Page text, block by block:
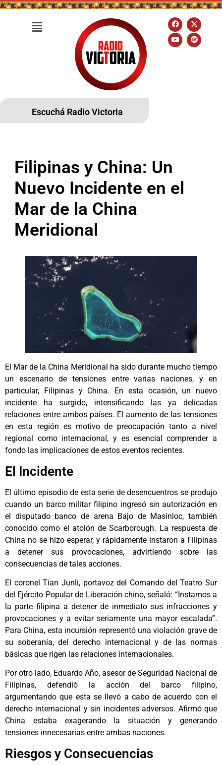
Escuchá Radio Victoria
Filipinas y China: Un
Nuevo Incidente en el
Mar de la China
Meridional
El Mar de la China Meridional ha sido durante mucho tiempo
un escenario de tensiones entre varias naciones, y en
particular, Filipinas y China. En esta ocasión, un nuevo
incidente ha surgido, intensificando las ya delicadas
relaciones entre ambos países. El aumento de las tensiones
en esta región es motivo de preocupación tanto a nivel
regional como internacional, y es esencial comprender a
fondo las implicaciones de estos eventos recientes.
El Incidente
El último episodio de esta serie de desencuentros se produjo
cuando un barco militar filipino ingresó sin autorización en
el disputado banco de arena Bajo de Masinloc, también
conocido como el atolón de Scarborough. La respuesta de
China no se hizo esperar, y rápidamente instaron a Filipinas
a detener sus provocaciones, advirtiendo sobre las
consecuencias de tales acciones.
El coronel Tian Junli, portavoz del Comando del Teatro Sur
del Ejército Popular de Liberación chino, señaló: “Instamos a
la parte filipina a detener de inmediato sus infracciones y
provocaciones y a evitar seriamente una mayor escalada”.
Para China, esta incursión representó una violación grave de
su soberanía, del derecho internacional y de las normas
básicas que rigen las relaciones internacionales.
Por otro lado, Eduardo Año, asesor de Seguridad Nacional de
Filipinas, defendió la acción del barco filipino,
argumentando que esta se llevó a cabo de acuerdo con el
derecho internacional y sin incidentes adversos. Afirmó que
China estaba exagerando la situación y generando
tensiones innecesarias entre ambas naciones.
Riesgos y Consecuencias